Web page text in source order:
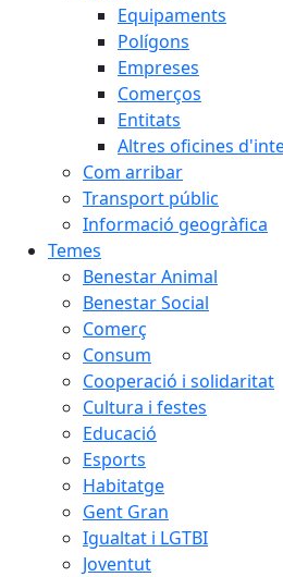
Equipaments
Polígons
Empreses
Comerços
Entitats
Altres oficines
Com arribar
Transport públic
Informació geogràfica
Temes
Benestar Animal
Benestar Social
Comerç
Consum
Cooperació i solidaritat
Cultura i festes
Educació
Esports
Habitatge
Gent Gran
Igualtat i LGTBI
Joventut